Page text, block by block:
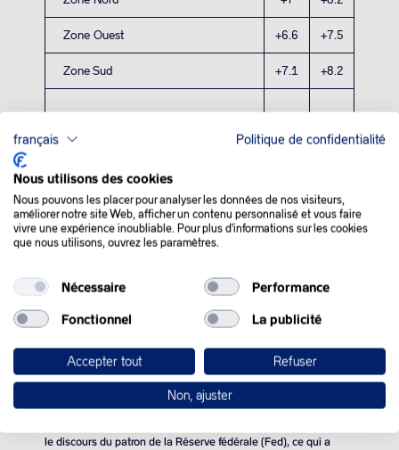
Zone Ouest +6.6 +7.5
Zone Sud +7.1 +8.2
QUE SE PASSE-T-IL
DANS LE MONDE :
Les cours de l’or noir ont avancé mercredi, portés par les signes
Etats-Unis sur les droits de douane, marquant toutefois le pas
en fin de séance face aux commentaires du patron de la
banque centrale américaine (Fed).
le discours du patron de la Réserve fédérale (Fed), ce qui a
français Politique de confidentialité
Nous utilisons des cookies
Nous pouvons les placer pour analyser les données de nos visiteurs,
améliorer notre site Web, afficher un contenu personnalisé et vous faire
vivre une expérience inoubliable. Pour plus d'informations sur les cookies
que nous utilisons, ouvrez les paramètres.
Nécessaire Performance
Fonctionnel La publicité
Accepter tout Refuser
Non, ajuster